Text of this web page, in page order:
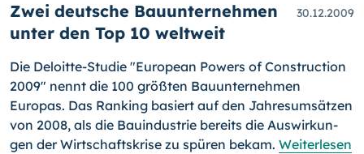
Zwei deutsche Bauunternehmen
unter den Top 10 weltweit
30.12.2009
Die Deloitte-Studie "European Powers of Construction
2009" nennt die 100 größten Bauunternehmen
Europas. Das Ranking basiert auf den Jahresumsätzen
von 2008, als die Bauindustrie bereits die Auswir­kun­
gen der Wirtschaftskrise zu spüren bekam. Weiterlesen